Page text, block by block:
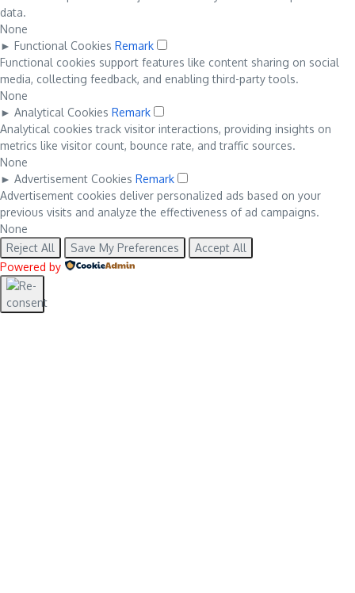
data.
None
► Functional Cookies Remark
Functional cookies support features like content sharing on social
media, collecting feedback, and enabling third-party tools.
None
► Analytical Cookies Remark
Analytical cookies track visitor interactions, providing insights on
metrics like visitor count, bounce rate, and traffic sources.
None
► Advertisement Cookies Remark
Advertisement cookies deliver personalized ads based on your
previous visits and analyze the effectiveness of ad campaigns.
None
Reject All
Save My Preferences
Accept All
Powered by